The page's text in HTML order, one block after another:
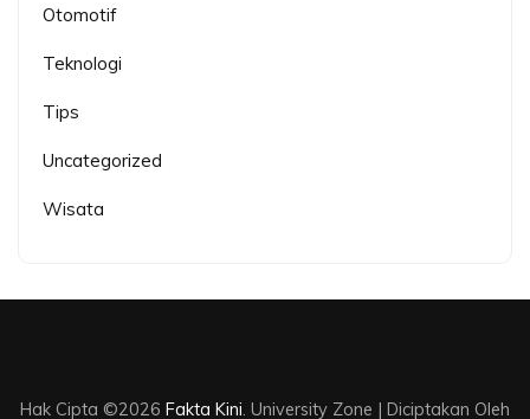
Otomotif
Teknologi
Tips
Uncategorized
Wisata
Hak Cipta ©2026 Fakta Kini University Zone | Diciptakan Oleh